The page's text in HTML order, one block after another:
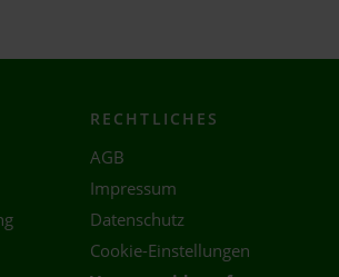
RECHTLICHES
AGB
Impressum
Datenschutz
Cookie-Einstellungen